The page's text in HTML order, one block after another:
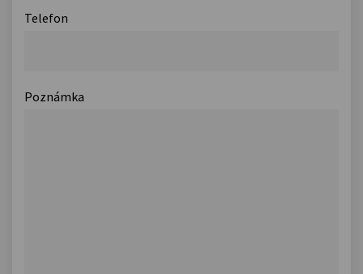
Telefon
Poznámka